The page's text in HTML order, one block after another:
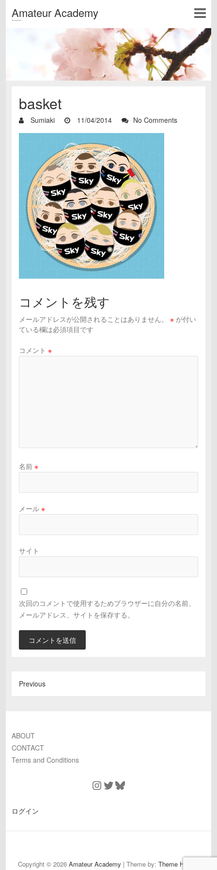
Amateur Academy
basket
Sumiaki 11/04/2014 No Comments
コメントを残す
メールアドレスが公開されることはありません。 ※ が付い
ている欄は必須項目です
コメント ※
名前 ※
メール ※
サイト
次回のコメントで使用するためブラウザーに自分の名前、
メールアドレス、サイトを保存する。
Previous
ABOUT
CONTACT
Terms and Conditions
Instagram
TwitterBluesky
ログイン
and
Copyright © 2026 Amateur Academy | Theme by: Theme Horse